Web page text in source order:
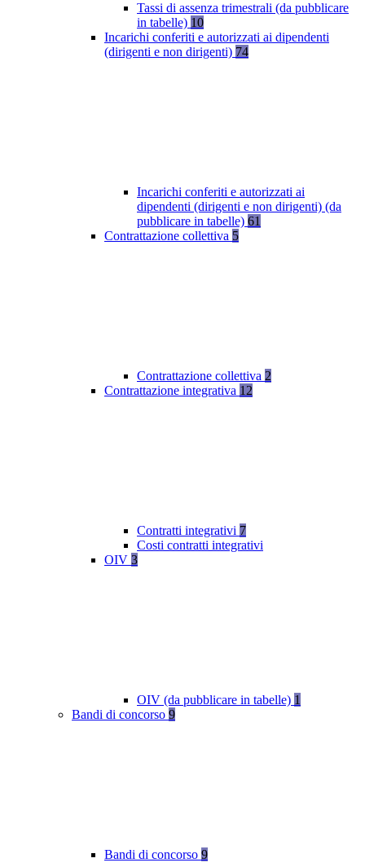
Tassi di assenza trimestrali (da pubblicare
in tabelle) 10
Incarichi conferiti e autorizzati ai dipendenti
(dirigenti e non dirigenti) 74
Incarichi conferiti e autorizzati ai
dipendenti (dirigenti e non dirigenti) (da
pubblicare in tabelle) 61
Contrattazione collettiva 5
Contrattazione collettiva 2
Contrattazione integrativa 12
Contratti integrativi 7
Costi contratti integrativi
OIV 3
OIV (da pubblicare in tabelle) 1
Bandi di concorso 9
Bandi di concorso 9